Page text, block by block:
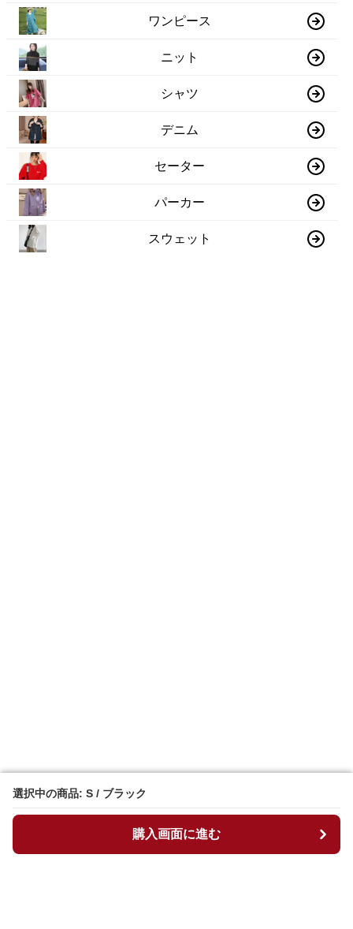
選択中の商品: S / ブラック
購入画面に進む
選択中の商品: S / ブラック
購入画面に進む
ワンピース
ニット
シャツ
デニム
セーター
パーカー
スウェット